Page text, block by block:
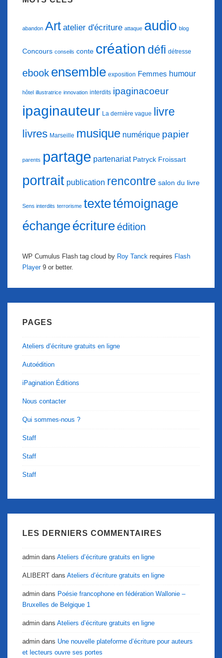
abandon Art atelier d'écriture attaque audio blog
Concours conseils conte création défi détresse
ebook ensemble exposition Femmes humour
hôtel illustratrice innovation interdits ipaginacoeur
ipaginauteur La dernière vague livre
livres Marseille musique numérique papier
parents partage partenariat Patryck Froissart
portrait publication rencontre salon du livre
Sens interdits terrorisme textetémoignage
échangeécritureédition
WP Cumulus Flash tag cloud by Roy Tanck requires Flash
Player9 or better.
PAGES
Ateliers d’écriture gratuits en ligne
Autoédition
iPagination Éditions
Nous contacter
Qui sommes-nous ?
Staff
Staff
Staff
LES DERNIERS COMMENTAIRES
admin dans Ateliers d’écriture gratuits en ligne
ALIBERT dans Ateliers d’écriture gratuits en ligne
admin dans Poésie francophone en fédération Wallonie –
Bruxelles de Belgique 1
admin dans Ateliers d’écriture gratuits en ligne
admin dans Une nouvelle plateforme d’écriture pour auteurs
et lecteurs ouvre ses portes